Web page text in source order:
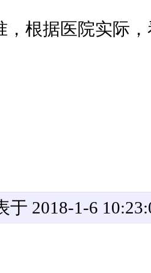
，根据医院实际
于 2018-1-6